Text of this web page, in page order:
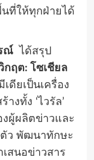
ที่ให้ทุกฝ่ายได้
ณ์ได้สรุป
กฤต: โซเชียล
เดียเป็นเครื่อง
งทั้ง ‘ไวรัล’
งผู้ผลิตข่าวและ
ว พัฒนาทักษะ
สนอข่าวสาร